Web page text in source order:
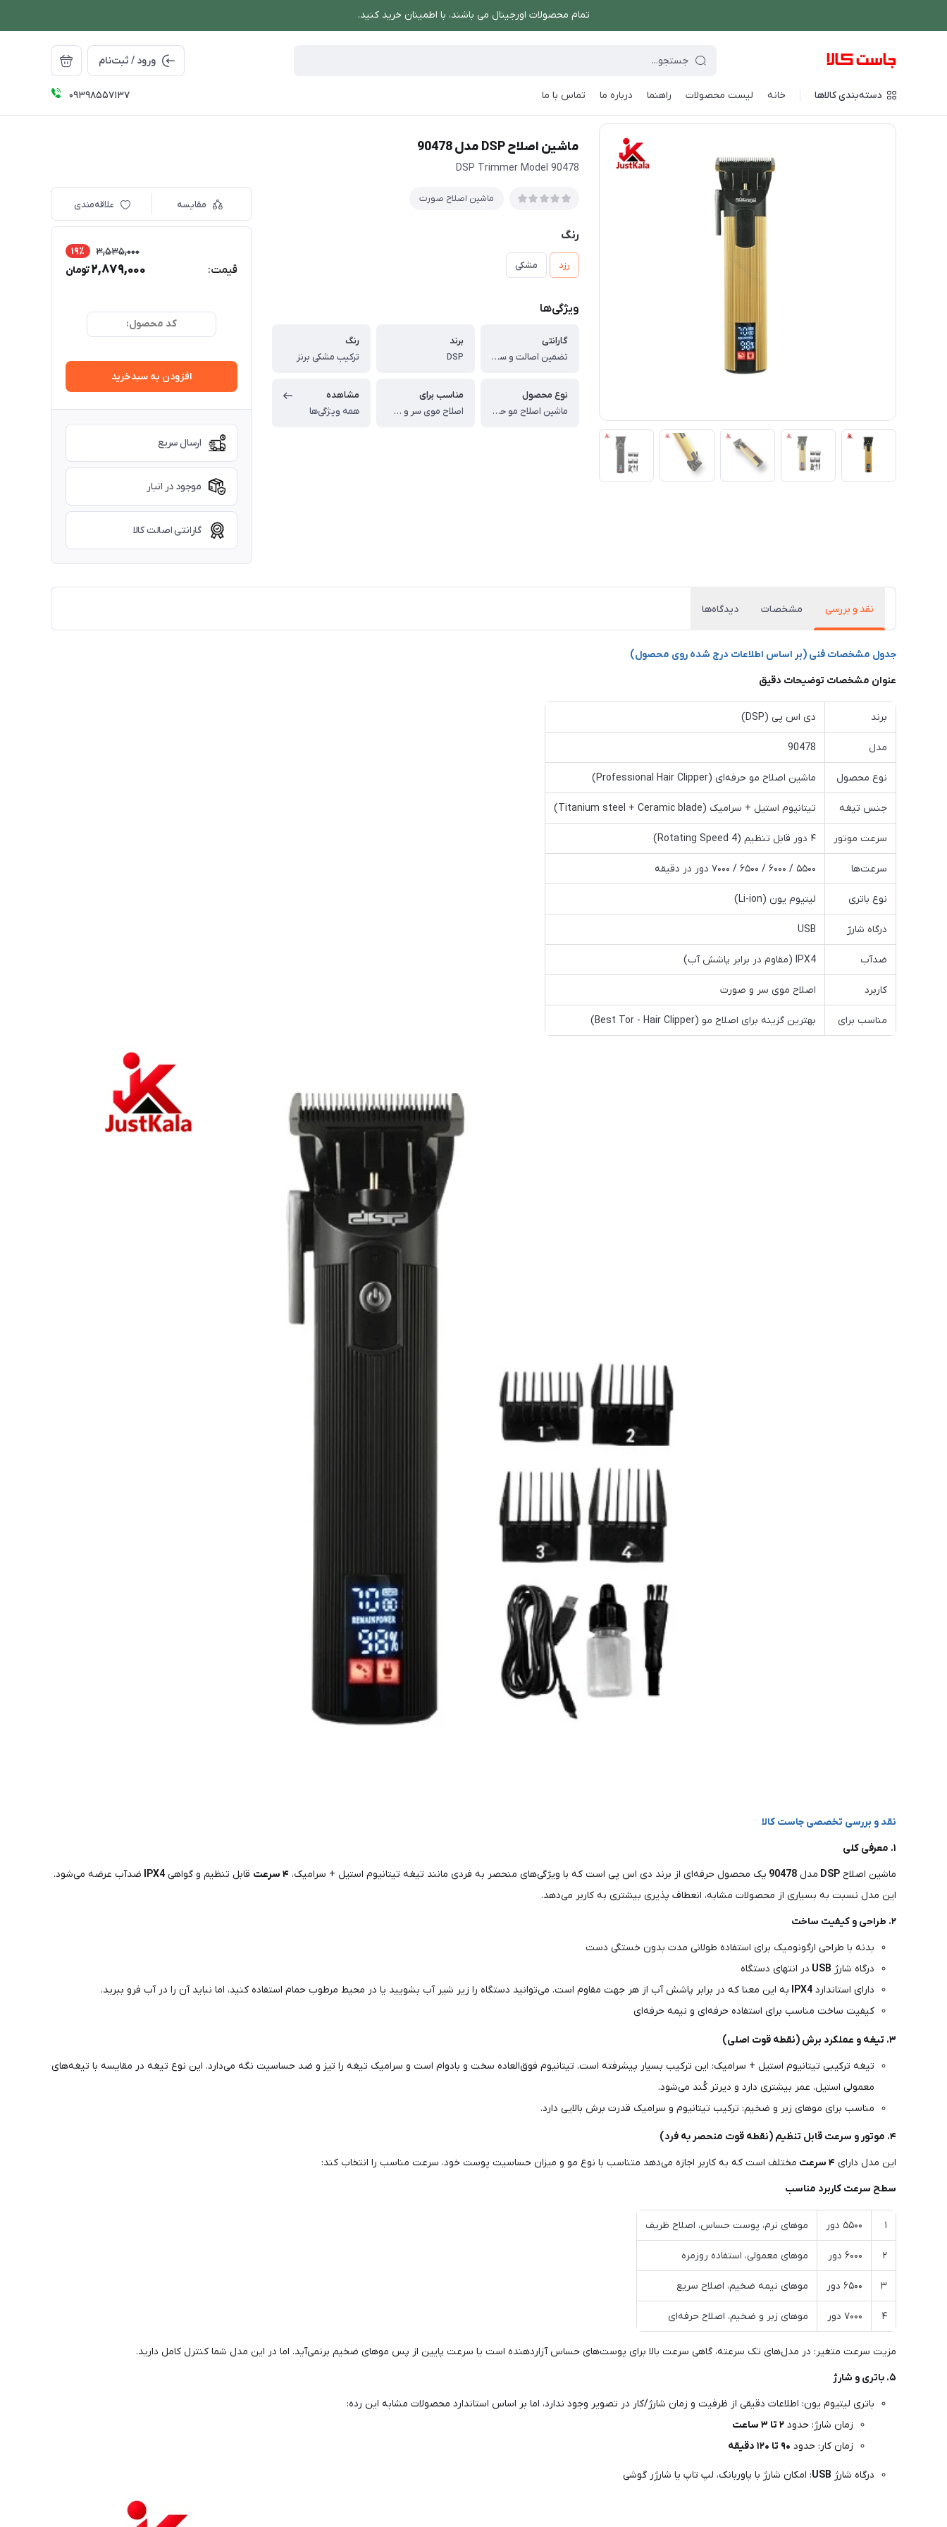
تمام محصولات اورجینال می باشند، با اطمینان خرید کنید.
ورود / ثبت‌نام
دسته‌بندی کالاها خانه لیست محصولات راهنما درباره ما تماس با ما 09398557137
فروشگاه اینترنتی جاست کالا لوازم شخصی برقی / ماشین اصلاح صورت ماشین اصلاح DSP مدل 90478
ماشین اصلاح DSP مدل 90478
DSP Trimmer Model 90478
ماشین اصلاح صورت
رنگ
رزد مشکی
ویژگی‌ها
گارانتی
تضمین اصالت و سلامت کالا (اورجینال)
برند
DSP
رنگ
ترکیب مشکی برنز
نوع محصول
ماشین اصلاح مو حرفه‌ای (Professional Hair Clipper)
مناسب برای
اصلاح موی سر و صورت
مشاهده
همه ویژگی‌ها
مقایسه علاقه‌مندی
قیمت:
3,535,000 19٪
2,879,000تومان
کد محصول:
افزودن به سبدخرید
ارسال سریع
موجود در انبار
گارانتی اصالت کالا
نقد و بررسی مشخصات دیدگاه‌ها
جدول مشخصات فنی (بر اساس اطلاعات درج شده روی محصول)
عنوان مشخصات توضیحات دقیق
برند دی اس پی (DSP)
مدل 90478
نوع محصول ماشین اصلاح مو حرفه‌ای (Professional Hair Clipper)
جنس تیغه تیتانیوم استیل + سرامیک (Titanium steel + Ceramic blade)
سرعت موتور ۴ دور قابل تنظیم (4 Rotating Speed)
سرعت‌ها ۵۵۰۰ / ۶۰۰۰ / ۶۵۰۰ / ۷۰۰۰ دور در دقیقه
نوع باتری لیتیوم یون (Li-ion)
درگاه شارژ USB
ضدآب IPX4 (مقاوم در برابر پاشش آب)
کاربرد اصلاح موی سر و صورت
مناسب برای بهترین گزینه برای اصلاح مو (Best Tor - Hair Clipper)
نقد و بررسی تخصصی جاست کالا
۱. معرفی کلی
ماشین اصلاح DSP مدل 90478 یک محصول حرفه‌ای از برند دی اس پی است که با ویژگی‌های منحصر به فردی مانند تیغه تیتانیوم استیل + سرامیک، ۴ سرعت قابل تنظیم و گواهی IPX4 ضدآب عرضه می‌شود.
این مدل نسبت به بسیاری از محصولات مشابه، انعطاف پذیری بیشتری به کاربر می‌دهد.
۲. طراحی و کیفیت ساخت
بدنه با طراحی ارگونومیک برای استفاده طولانی مدت بدون خستگی دست
درگاه شارژ USB در انتهای دستگاه
دارای استاندارد IPX4 به این معنا که در برابر پاشش آب از هر جهت مقاوم است. می‌توانید دستگاه را زیر شیر آب بشویید یا در محیط مرطوب حمام استفاده کنید، اما نباید آن را در آب فرو ببرید.
کیفیت ساخت مناسب برای استفاده حرفه‌ای و نیمه حرفه‌ای
۳. تیغه و عملکرد برش (نقطه قوت اصلی)
تیغه ترکیبی تیتانیوم استیل + سرامیک: این ترکیب بسیار پیشرفته است. تیتانیوم فوق‌العاده سخت و بادوام است و سرامیک تیغه را تیز و ضد حساسیت نگه می‌دارد. این نوع تیغه در مقایسه با تیغه‌های
معمولی استیل، عمر بیشتری دارد و دیرتر کُند می‌شود.
مناسب برای موهای زبر و ضخیم: ترکیب تیتانیوم و سرامیک قدرت برش بالایی دارد.
۴. موتور و سرعت قابل تنظیم (نقطه قوت منحصر به فرد)
این مدل دارای ۴ سرعت مختلف است که به کاربر اجازه می‌دهد متناسب با نوع مو و میزان حساسیت پوست خود، سرعت مناسب را انتخاب کند:
سطح سرعت کاربرد مناسب
۱ ۵۵۰۰ دور موهای نرم، پوست حساس، اصلاح ظریف
۲ ۶۰۰۰ دور موهای معمولی، استفاده روزمره
۳ ۶۵۰۰ دور موهای نیمه ضخیم، اصلاح سریع
۴ ۷۰۰۰ دور موهای زبر و ضخیم، اصلاح حرفه‌ای
مزیت سرعت متغیر: در مدل‌های تک سرعته، گاهی سرعت بالا برای پوست‌های حساس آزاردهنده است یا سرعت پایین از پس موهای ضخیم برنمی‌آید. اما در این مدل شما کنترل کامل دارید.
۵. باتری و شارژ
باتری لیتیوم یون: اطلاعات دقیقی از ظرفیت و زمان شارژ/کار در تصویر وجود ندارد، اما بر اساس استاندارد محصولات مشابه این رده:
زمان شارژ: حدود۲ تا ۳ ساعت
زمان کار: حدود ۹۰ تا ۱۲۰ دقیقه
درگاه شارژ USB: امکان شارژ با پاوربانک، لپ تاپ یا شارژر گوشی